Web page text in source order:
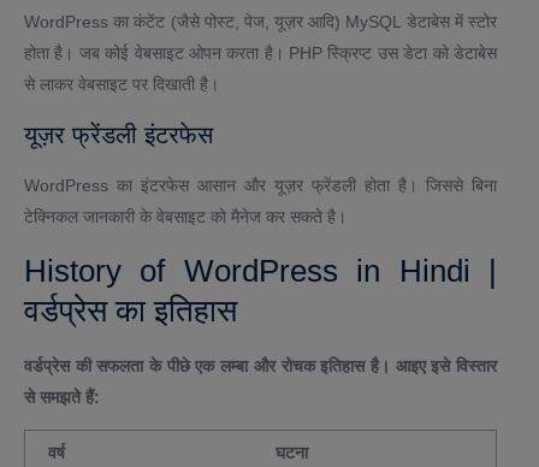
WordPress का कंटेंट (जैसे पोस्ट, पेज, यूज़र आदि) MySQL डेटाबेस में स्टोर
होता है। जब कोई वेबसाइट ओपन करता है। PHP स्क्रिप्ट उस डेटा को डेटाबेस
से लाकर वेबसाइट पर दिखाती है।
यूज़र फ्रेंडली इंटरफेस
WordPress का इंटरफेस आसान और यूज़र फ्रेंडली होता है। जिससे बिना
टेक्निकल जानकारी के वेबसाइट को मैनेज कर सकते है।
History of WordPress in Hindi |
वर्डप्रेस का इतिहास
वर्डप्रेस की सफलता के पीछे एक लम्बा और रोचक इतिहास है। आइए इसे विस्तार
से समझते हैं:
वर्ष घटना